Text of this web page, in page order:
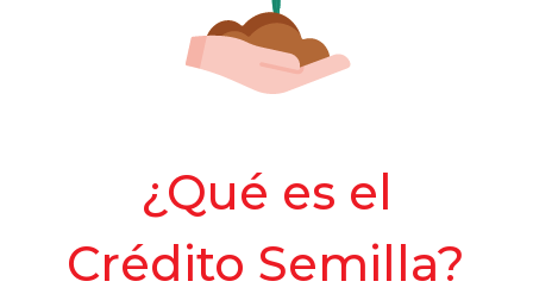
¿Qué es el
Crédito Semilla?